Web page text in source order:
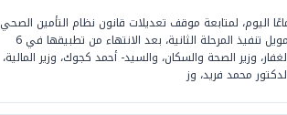
اليوم، لمتابعة موقف تعديلات قانون نظام التأمين الصحي
الشامل، واستعراض خطة التوسع في المنظومة وتوافر تمويل تنفيذ المرحلة الثانية، بعد الانتهاء من تطبيقها في 6
وزير الصحة والسكان، والسيد- أحمد كجوك، وزير المالية،
محمد فريد، وز